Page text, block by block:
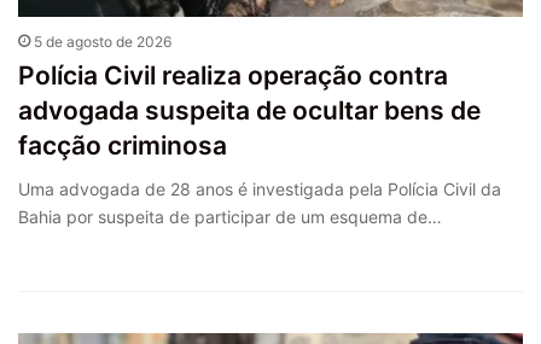
5 de agosto de 2026
Polícia Civil realiza operação contra
advogada suspeita de ocultar bens de
facção criminosa
Uma advogada de 28 anos é investigada pela Polícia Civil da
Bahia por suspeita de participar de um esquema de…